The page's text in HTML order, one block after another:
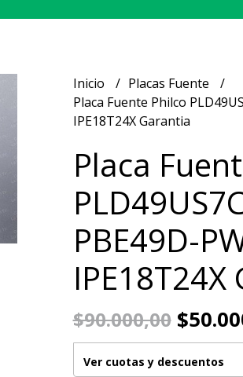
Inicio
Placas Fuente
Placa Fuente Philco
IPE18T24X Garantia
Placa
PBE49D-
$90.000,00
Ver cuotas y descuentos